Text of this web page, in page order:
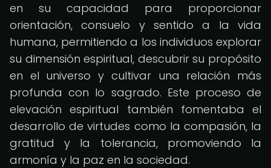
en su capacidad para proporcionar
orientación, consuelo y sentido a la vida
humana, permitiendo a los individuos explorar
su dimensión espiritual, descubrir su propósito
en el universo y cultivar una relación más
profunda con lo sagrado. Este proceso de
elevación espiritual también fomentaba el
desarrollo de virtudes como la compasión, la
gratitud y la tolerancia, promoviendo la
armonía y la paz en la sociedad.